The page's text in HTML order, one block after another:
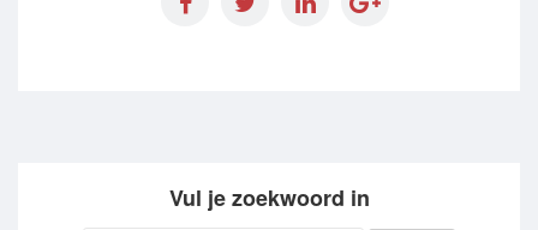
Vul je zoekwoord in